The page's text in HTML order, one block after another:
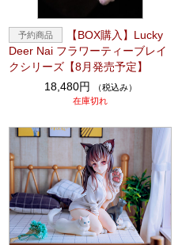
【BOX購入】Lucky
Deer Nai フラワーティーブレイ
クシリーズ【8月発売予定】
18,480円
（税込み）
在庫切れ